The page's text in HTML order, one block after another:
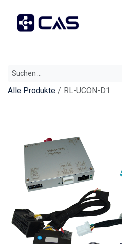
Alle Produkte RL-UCON-D1